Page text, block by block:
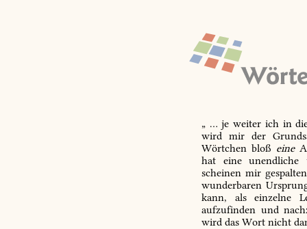
„ … je weiter ich in
wird mir der
Wörtchen bloß eine
hat eine unendliche
scheinen mir
wunderbaren
kann, als einzelne
aufzufinden und
wird das Wort nicht